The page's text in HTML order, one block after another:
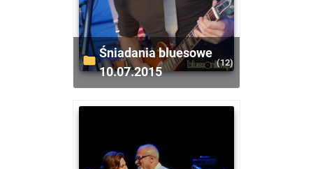
Śniadania bluesowe
10.07.2015
(12)